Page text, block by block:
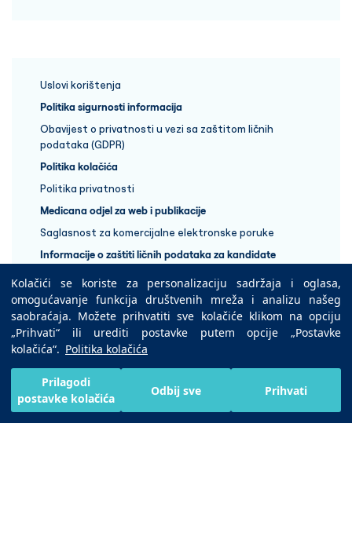
Kolačići se koriste za personalizaciju sadržaja i oglasa,
omogućavanje funkcija društvenih mreža i analizu našeg
saobraćaja. Možete prihvatiti sve kolačiće klikom na opciju
„Prihvati“ ili urediti postavke putem opcije „Postavke
kolačića“. Politika kolačića
Prilagodi
postavke kolačića
Odbij sve Prihvati
Uslovi korištenja
Politika sigurnosti informacija
Obavijest o privatnosti u vezi sa zaštitom ličnih
podataka (GDPR)
Politika kolačića
Politika privatnosti
Medicana odjel za web i publikacije
Saglasnost za komercijalne elektronske poruke
Informacije o zaštiti ličnih podataka za kandidate
+387 33 848 888
Copyright © 2025 Medicana Health Group
Preuzmite na